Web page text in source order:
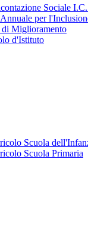
Sociale
per
Miglioramento
d'Istituto
Scuola
Scuola Primaria